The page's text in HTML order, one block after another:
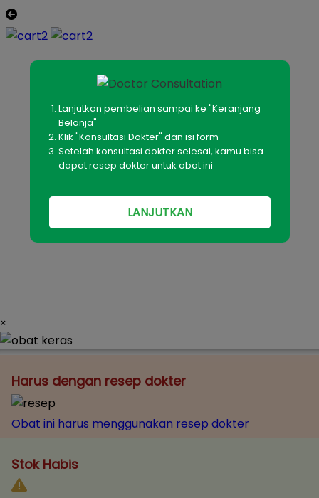
Lanjutkan pembelian sampai ke "Keranjang
Belanja"
Klik "Konsultasi Dokter" dan isi form
Setelah konsultasi dokter selesai, kamu bisa
dapat resep dokter untuk obat ini
LANJUTKAN
×
Harus dengan resep dokter
Obat ini harus menggunakan resep dokter
Stok Habis